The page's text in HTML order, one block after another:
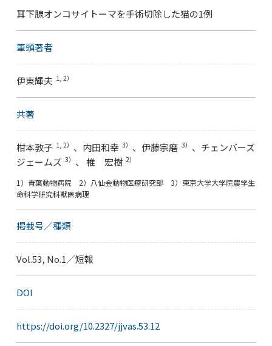
耳下腺オンコサイトーマを手術切除した猫の1例
筆頭著者
伊東輝夫 1, 2）
共著
柑本敦子 1, 2） 、内田和幸 3） 、伊藤宗磨 3） 、チェンバーズ
ジェームズ 3） 、 椎 宏樹 2）
1）青葉動物病院 2）八仙会動物医療研究部 3）東京大学大学院農学生
命科学研究科獣医病理
掲載号／種類
Vol.53, No.1／短報
DOI
https://doi.org/10.2327/jjvas.53.12